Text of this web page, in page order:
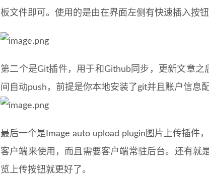
板文件即可。使用的是由在界面左侧有快速插入按
第二个是Git插件，用于和Github同步，更新文章
间自动push，前提是你本地安装了git并且账户信息配
最后一个是Image auto upload plugin图片上传插件
客户端来使用，而且需要客户端常驻后台。还有就
览上传按钮就更好了。